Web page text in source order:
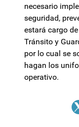
necesario
seguridad,
estará cargo
Tránsito y
por lo cual se
hagan los
operativo.